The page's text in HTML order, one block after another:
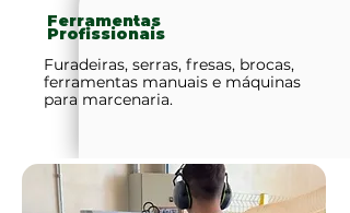
Furadeiras, serras, fresas, brocas,
ferramentas manuais e máquinas
para marcenaria.
Ferramentas
Profissionais